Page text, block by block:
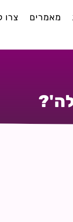
מאמרים צרו